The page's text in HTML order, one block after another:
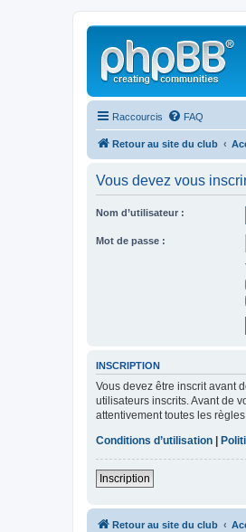
Raccourcis FAQ
Retour au site du club
Vous devez vous
Nom d’utilisateur :
Mot de passe :
INSCRIPTION
Vous devez être inscrit avant
utilisateurs inscrits. Avant de
attentivement toutes les
Conditions d’utilisation
Inscription
Retour au site du club